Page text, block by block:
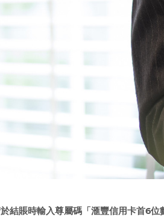
結賬時輸入尊屬碼「滙豐信用卡首6位